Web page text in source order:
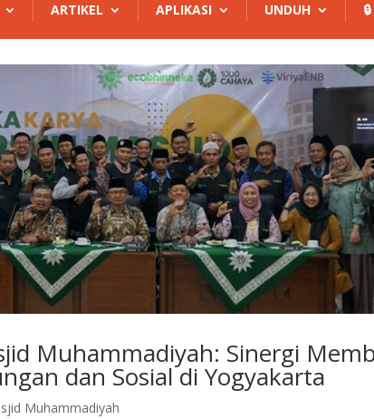
ARTIKEL APLIKASI UNDUH 🔒
Muhammadiyah: Sinergi
dan Sosial di Yogyakarta
Muhammadiyah